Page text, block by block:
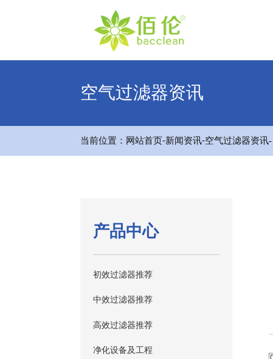
空气过滤器资讯
当前位置： 网站首页-新闻资讯-空气过滤器资讯
产品中心
初效过滤器推荐
中效过滤器推荐
高效过滤器推荐
净化设备及工程